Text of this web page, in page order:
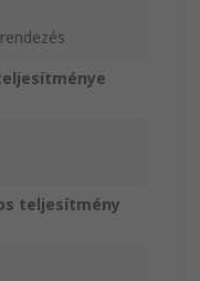
teljesítmény